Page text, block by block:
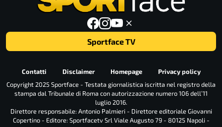
Sportface TV
Contatti Disclaimer Homepage
Privacy policy
Copyright 2025 Sportface - Testata giornalistica iscritta nel registro della
stampa dal Tribunale di Roma con autorizzazione numero 106 dell’11
luglio 2016.
Direttore responsabile: Antonio Palmieri - Direttore editoriale Giovanni
Copertino - Editore: Sportfacetv Srl Viale Augusto 79 - 80125 Napoli -